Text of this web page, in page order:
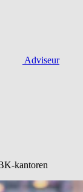
Adviseur
kantoren